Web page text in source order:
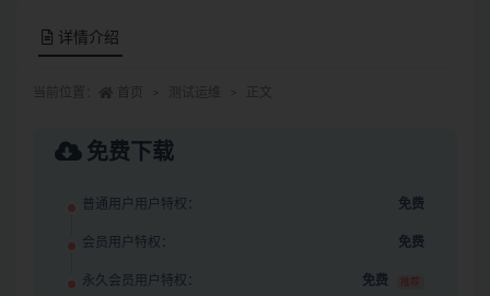
详情介绍
免费下载
普通用户用户特权： 免费
会员用户特权： 免费
永久会员用户特权： 免费 推荐